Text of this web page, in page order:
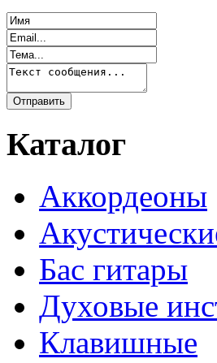
Каталог
Аккордеоны
Бас гитары
Духовые
Клавишные